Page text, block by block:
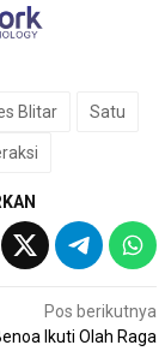
Blitar Satu
Pos berikutnya
Ikuti Olah Raga